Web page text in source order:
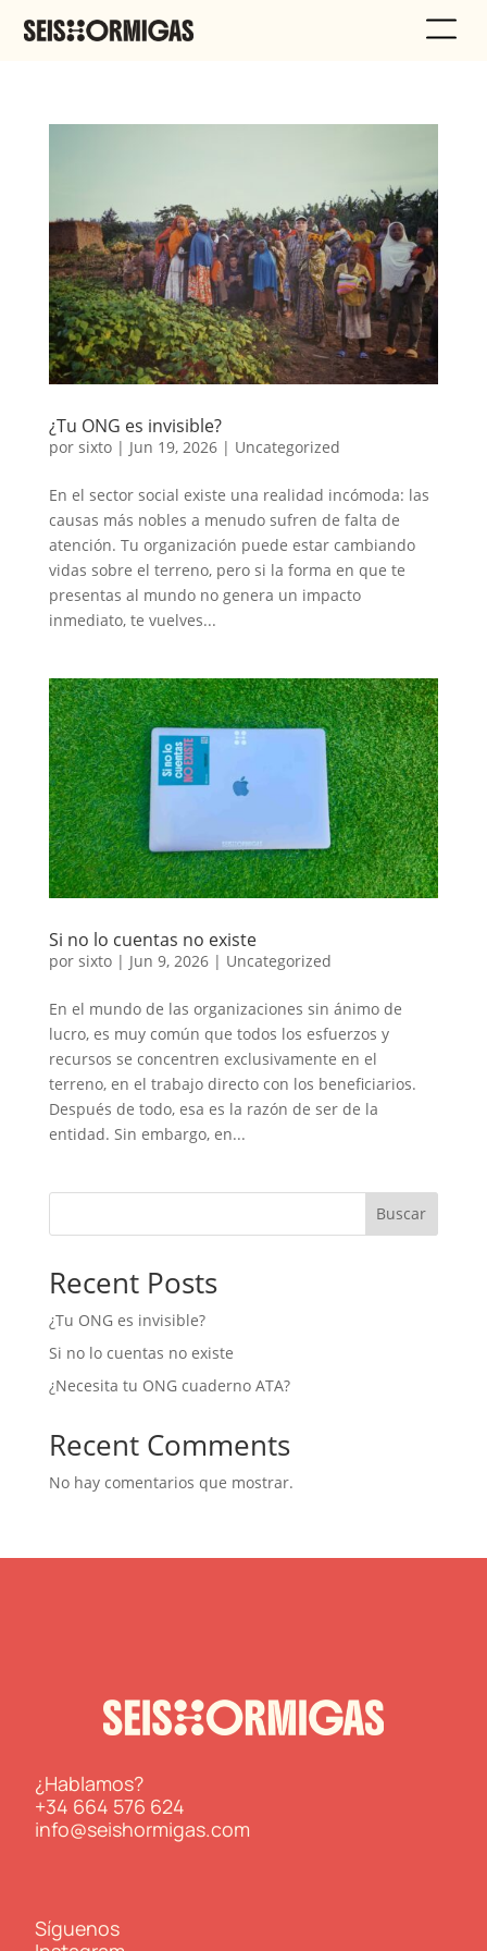
¿Tu ONG es invisible?
por sixto| Jun 19, 2026| Uncategorized
En el sector social existe una realidad incómoda: las
causas más nobles a menudo sufren de falta de
atención. Tu organización puede estar cambiando
vidas sobre el terreno, pero si la forma en que te
presentas al mundo no genera un impacto
inmediato, te vuelves...
Si no lo cuentas no existe
por sixto| Jun 9, 2026| Uncategorized
En el mundo de las organizaciones sin ánimo de
lucro, es muy común que todos los esfuerzos y
recursos se concentren exclusivamente en el
terreno, en el trabajo directo con los beneficiarios.
Después de todo, esa es la razón de ser de la
entidad. Sin embargo, en...
Buscar
Recent Posts
¿Tu ONG es invisible?
Si no lo cuentas no existe
¿Necesita tu ONG cuaderno ATA?
Recent Comments
No hay comentarios que mostrar.
¿Hablamos?
+34 664 576 624
info@seishormigas.com
Síguenos